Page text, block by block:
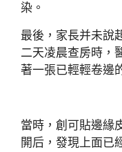
染。
最後，家長并未說
二天凌晨查房時，
著一張已輕輕卷邊
當時，創可貼邊緣
開后，發現上面已